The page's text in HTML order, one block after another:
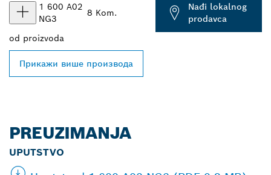
1 600 A02
NG3
8 Kom.
Nađi lokalnog
prodavca
od proizvoda
Прикажи више производа
PREUZIMANJA
UPUTSTVO